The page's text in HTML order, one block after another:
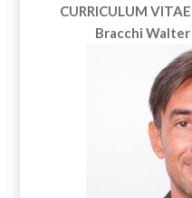
CURRICULUM VITAE
Bracchi Walter